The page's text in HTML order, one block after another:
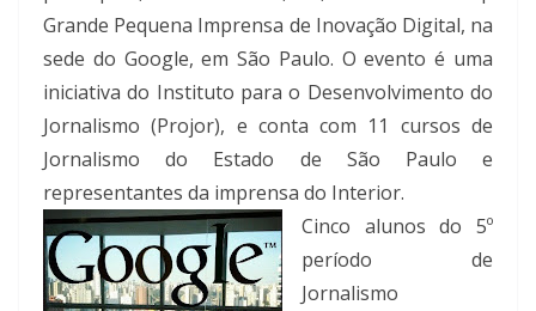
Grande Pequena Imprensa de Inovação Digital, na
sede do Google, em São Paulo. O evento é uma
iniciativa do Instituto para o Desenvolvimento do
Jornalismo (Projor), e conta com 11 cursos de
Jornalismo do Estado de São Paulo e
representantes da imprensa do Interior.
Cinco alunos do 5º
período de
Jornalismo